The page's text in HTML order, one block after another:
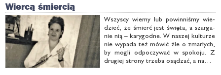
Wiercą śmiercią
Wszy­scy wie­my lub po­win­ni­śmy wie­
dzieć, że śmierć jest świę­ta, a szar­ga­
nie nią – ka­ry­god­ne. W na­szej kul­tu­rze
nie wy­pa­da też mó­wić źle o zmar­łych,
by mo­gli od­po­czy­wać w spo­ko­ju. Z
dru­giej stro­ny trze­ba osą­dzać, a na­wet